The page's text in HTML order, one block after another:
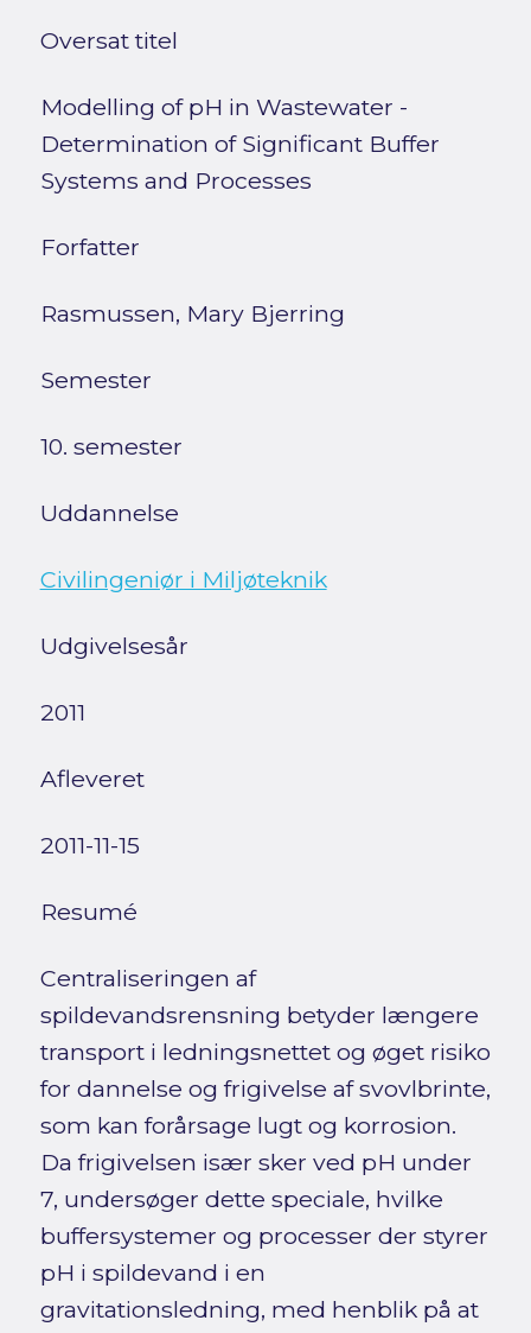
Oversat titel
Modelling of pH in Wastewater -
Determination of Significant Buffer
Systems and Processes
Forfatter
Rasmussen, Mary Bjerring
Semester
10. semester
Uddannelse
Civilingeniør i Miljøteknik
Udgivelsesår
2011
Afleveret
2011-11-15
Resumé
Centraliseringen af
spildevandsrensning betyder længere
transport i ledningsnettet og øget risiko
for dannelse og frigivelse af svovlbrinte,
som kan forårsage lugt og korrosion.
Da frigivelsen især sker ved pH under
7, undersøger dette speciale, hvilke
buffersystemer og processer der styrer
pH i spildevand i en
gravitationsledning, med henblik på at